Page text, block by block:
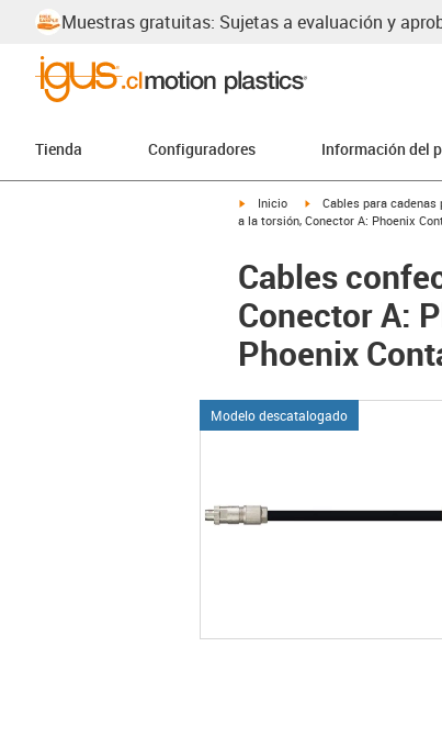
Muestras gratuitas: Sujetas a evaluación y
Tienda Configuradores Información del
igus-icon-arrow-right
Inicio igus-icon-arrow-right
Cables para cadenas
a la torsión, Conector A: Phoenix
Cables
Conector A:
Phoenix
Modelo descatalogado